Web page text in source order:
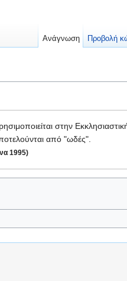
στην
από "ωδές".
1995)
Ανάγνωση Προβολή